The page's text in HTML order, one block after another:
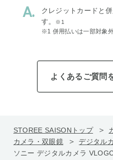
クレジットカードと
す。
※1
※1 併用払いは一部対象
よくあるご質問
STOREE SAISONトップ
カメラ・双眼鏡
デジタル
ソニー デジタルカメラ